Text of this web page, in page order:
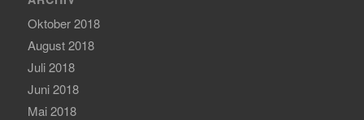
Oktober 2018
August 2018
Juli 2018
Juni 2018
Mai 2018